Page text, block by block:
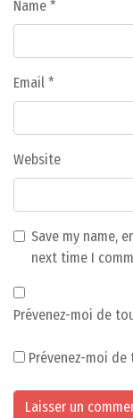
Name *
Email *
Website
Save my name,
next time I
Prévenez-moi de
Prévenez-moi